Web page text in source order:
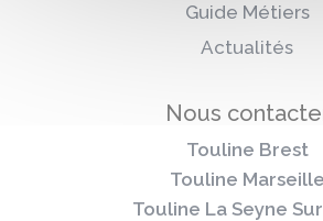
Guide Métiers
Actualités
Nous
Touline Brest
Touline Marseille
Touline La Seyne